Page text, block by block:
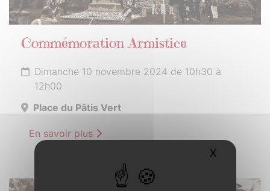
Commémoration Armistice
Dimanche 10 novembre 2024 de 10h30 à
12h00
Place du Pâtis Vert
En savoir plus
X Masquer